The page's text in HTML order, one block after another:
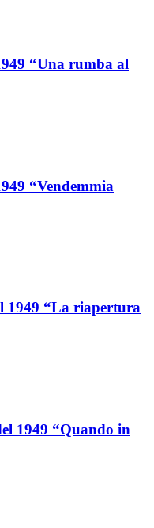
“Una rumba al
“Vendemmia
1949 “La riapertura
1949 “Quando in